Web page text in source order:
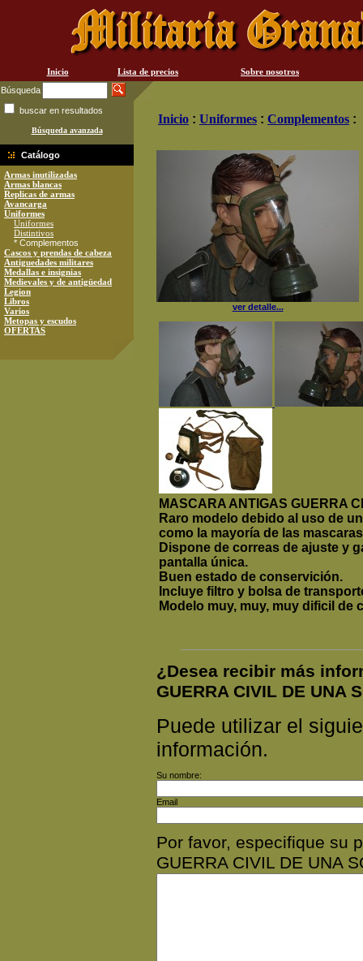
Inicio Lista de precios
Sobre nosotros
Búsqueda
buscar en resultados
Búsqueda avanzada
Catálogo
Armas inutilizadas
Armas blancas
Replicas de armas
Avancarga
Uniformes
Uniformes
Distintivos
* Complementos
Cascos y prendas de cabeza
Antiguedades militares
Medallas e insignias
Medievales y de antigüedad
Legion
Libros
Varios
Metopas y escudos
OFERTAS
Inicio : Uniformes : Complementos :
ver detalle...
MASCARA ANTIGAS GUERRA
Raro modelo debido al uso de
como la mayoría de las
Dispone de correas de ajuste y
pantalla única.
Buen estado de conservición.
Incluye filtro y bolsa de
Modelo muy, muy, muy dificil de
¿Desea recibir más
GUERRA CIVIL DE UNA
Puede utilizar el
información.
Su nombre:
Email
Por favor, especifique su
GUERRA CIVIL DE UNA